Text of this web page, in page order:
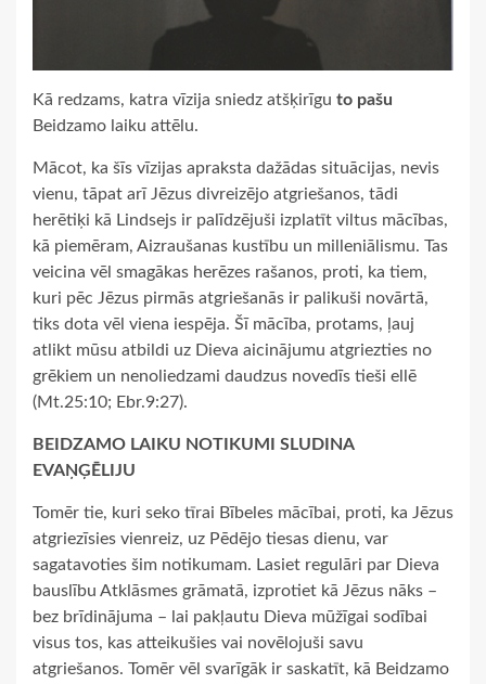
Kā redzams, katra vīzija sniedz atšķirīgu to pašu
Beidzamo laiku attēlu.
Mācot, ka šīs vīzijas apraksta dažādas situācijas, nevis
vienu, tāpat arī Jēzus divreizējo atgriešanos, tādi
herētiķi kā Lindsejs ir palīdzējuši izplatīt viltus mācības,
kā piemēram, Aizraušanas kustību un milleniālismu. Tas
veicina vēl smagākas herēzes rašanos, proti, ka tiem,
kuri pēc Jēzus pirmās atgriešanās ir palikuši novārtā,
tiks dota vēl viena iespēja. Šī mācība, protams, ļauj
atlikt mūsu atbildi uz Dieva aicinājumu atgriezties no
grēkiem un nenoliedzami daudzus novedīs tieši ellē
(Mt.25:10; Ebr.9:27).
BEIDZAMO LAIKU NOTIKUMI SLUDINA
EVAŅĢĒLIJU
Tomēr tie, kuri seko tīrai Bībeles mācībai, proti, ka Jēzus
atgriezīsies vienreiz, uz Pēdējo tiesas dienu, var
sagatavoties šim notikumam. Lasiet regulāri par Dieva
bauslību Atklāsmes grāmatā, izprotiet kā Jēzus nāks –
bez brīdinājuma – lai pakļautu Dieva mūžīgai sodībai
visus tos, kas atteikušies vai novēlojuši savu
atgriešanos. Tomēr vēl svarīgāk ir saskatīt, kā Beidzamo